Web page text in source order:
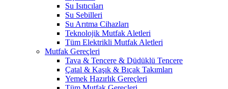
Su Isıtıcıları
Su Sebilleri
Su Arıtma Cihazları
Teknolojik Mutfak Aletleri
Tüm Elektrikli Mutfak Aletleri
Mutfak Gereçleri
Tava & Tencere & Düdüklü Tencere
Çatal & Kaşık & Bıçak Takımları
Yemek Hazırlık Gereçleri